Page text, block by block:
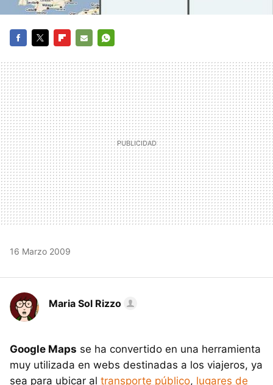
MAIL
16 Marzo 2009
Maria Sol Rizzo
Google Maps se ha convertido en una herramienta
muy utilizada en webs destinadas a los viajeros, ya
sea para ubicar al transporte público, lugares de